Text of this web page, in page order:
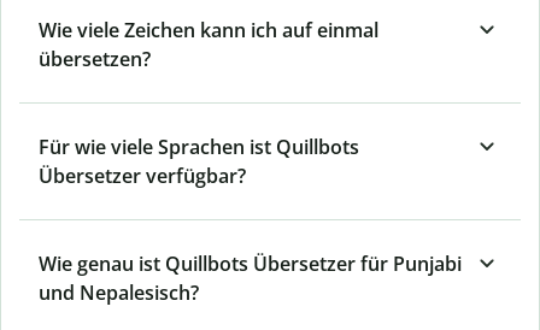
Wie viele Zeichen kann ich auf einmal
übersetzen?
Für wie viele Sprachen ist Quillbots
Übersetzer verfügbar?
Wie genau ist Quillbots Übersetzer für Punjabi
und Nepalesisch?